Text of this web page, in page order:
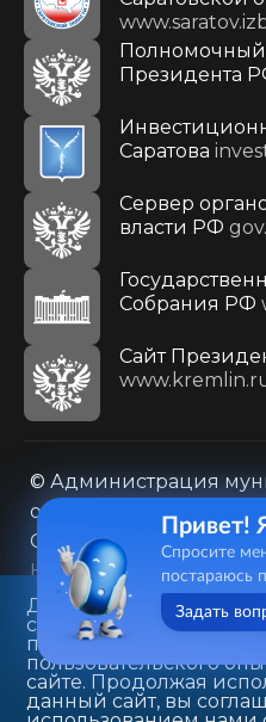
Полномочный
Президента
Саратова
Сервер
власти РФ
Собрания РФ
Cайт
© Администрация
образования
Саратов»
Контакты
Карта сайта
Политика в отношении
персональных данных
410031, г. Саратов, ул.
+7(8452)26-02-49
Данный веб-сайт
cookie-файлы в целях
предоставления вам
пользовательского
сайте. Продолжая
данный сайт, вы
Привет!
Спросите
постараюсь
Задать